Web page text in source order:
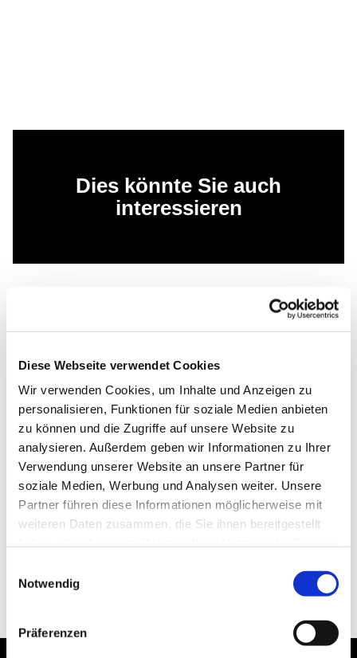
Diese Webseite verwendet Cookies
Wir verwenden Cookies, um Inhalte und Anzeigen zu
personalisieren, Funktionen für soziale Medien anbieten
zu können und die Zugriffe auf unsere Website zu
analysieren. Außerdem geben wir Informationen zu Ihrer
Verwendung unserer Website an unsere Partner für
soziale Medien, Werbung und Analysen weiter. Unsere
Partner führen diese Informationen möglicherweise mit
weiteren Daten zusammen, die Sie ihnen bereitgestellt
Notwendig
Präferenzen
Dies könnte Sie auch
interessieren